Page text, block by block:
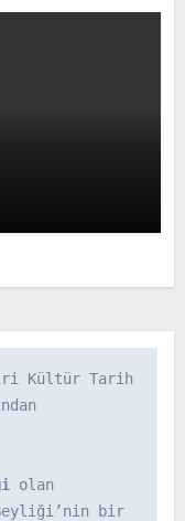
Kültür Tarih
olan
Beyliği’nin bir